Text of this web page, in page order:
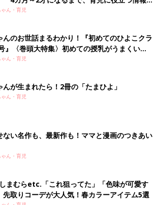
い！
ん・育児
んのお世話まるわかり！『初めてのひよこクラ
』〈巻頭大特集〉初めての授乳がうまくい
っぱい・ミルクの基本と夏のトラブル 解決テ
ん・育児
んが生まれたら！2冊の「たまひよ」
ん・育児
ない名作も、最新作も！ママと漫画のつきあい
ん・育児
まむらetc.「これ狙ってた」「色味が可愛す
先取りコーデが大人気！春カラーアイテム5選